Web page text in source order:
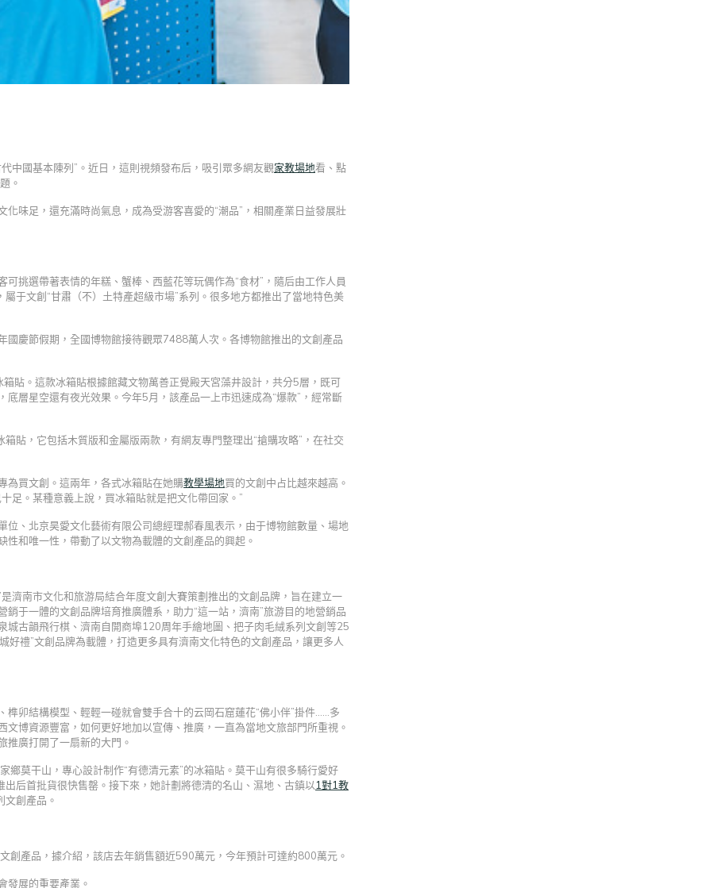
中國基本陳列”。近日，這則視頻發布后，吸引眾多網友觀家教場地看、點
。
味足，還充滿時尚氣息，成為受游客喜愛的“潮品”，相關產業日益發展壯
挑選帶著表情的年糕、蟹棒、西藍花等玩偶作為“食材”，隨后由工作人員
于文創“甘肅（不）土特產超級市場”系列。很多地方都推出了當地特色美
慶節假期，全國博物館接待觀眾7488萬人次。各博物館推出的文創產品
貼。這款冰箱貼根據館藏文物萬善正覺殿天宮藻井設計，共分5層，既可
層星空還有夜光效果。今年5月，該產品一上市迅速成為“爆款”，經常斷
貼，它包括木質版和金屬版兩款，有網友專門整理出“搶購攻略”，在社交
為買文創。這兩年，各式冰箱貼在她購教學場地買的文創中占比越來越高。
足。某種意義上說，買冰箱貼就是把文化帶回家。”
、北京昊愛文化藝術有限公司總經理郝春風表示，由于博物館數量、場地
和唯一性，帶動了以文物為載體的文創產品的興起。
濟南市文化和旅游局結合年度文創大賽策劃推出的文創品牌，旨在建立一
于一體的文創品牌培育推廣體系，助力“這一站，濟南”旅游目的地營銷品
古韻飛行棋、濟南自開商埠120周年手繪地圖、把子肉毛絨系列文創等25
好禮”文創品牌為載體，打造更多具有濟南文化特色的文創產品，讓更多人
卯結構模型、輕輕一碰就會雙手合十的云岡石窟蓮花“佛小伴”掛件……多
文博資源豐富，如何更好地加以宣傳、推廣，一直為當地文旅部門所重視。
推廣打開了一扇新的大門。
莫干山，專心設計制作“有德清元素”的冰箱貼。莫干山有很多騎行愛好
后首批貨很快售罄。接下來，她計劃將德清的名山、濕地、古鎮以1對1教
文創產品。
創產品，據介紹，該店去年銷售額近590萬元，今年預計可達約800萬元。
發展的重要產業。